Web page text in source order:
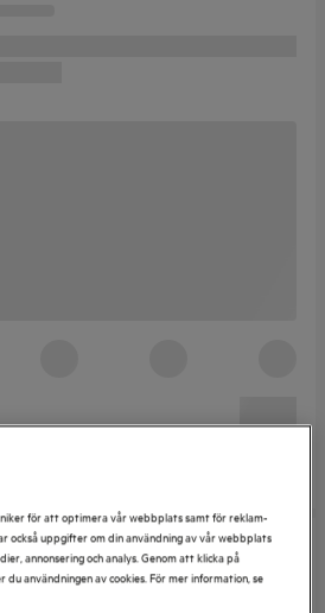
för att optimera vår webbplats samt för reklam-
också uppgifter om din användning av vår webbplats
annonsering och analys. Genom att klicka på
du användningen av cookies. För mer information, se